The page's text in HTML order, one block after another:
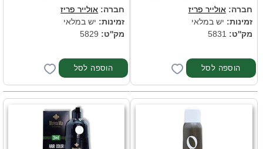
חברה:אולייר פריז
זמינות: יש במלאי
מק''ט:
חברה: אולייר פריז
זמינות: יש במלאי
מק''ט: